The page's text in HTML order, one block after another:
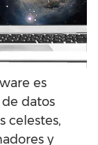
es
datos
celestes,
y